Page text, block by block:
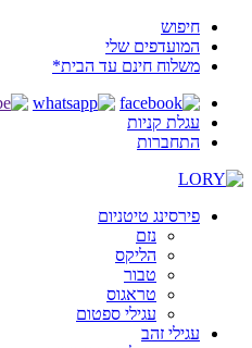
חיפוש
המועדפים שלי
משלוח חינם עד הבית*
עגלת קניות
התחברות
פירסינג טיטניום
נזם
הליקס
טבור
טראגוס
עגילי ספטום
עגילי זהב